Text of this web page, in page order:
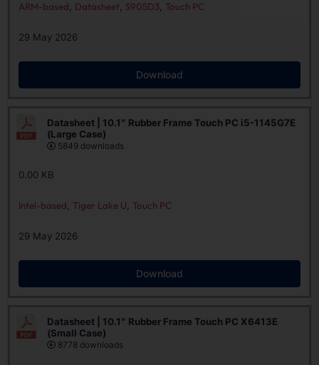
ARM-based Datasheet S905D3 Touch PC
29 May 2026
Download
Datasheet | 10.1″ Rubber Frame Touch PC i5-1145G7E
(Large Case)
5849 downloads
0.00 KB
Intel-based Tiger Lake U Touch PC
29 May 2026
Download
Datasheet | 10.1″ Rubber Frame Touch PC X6413E
(Small Case)
8778 downloads